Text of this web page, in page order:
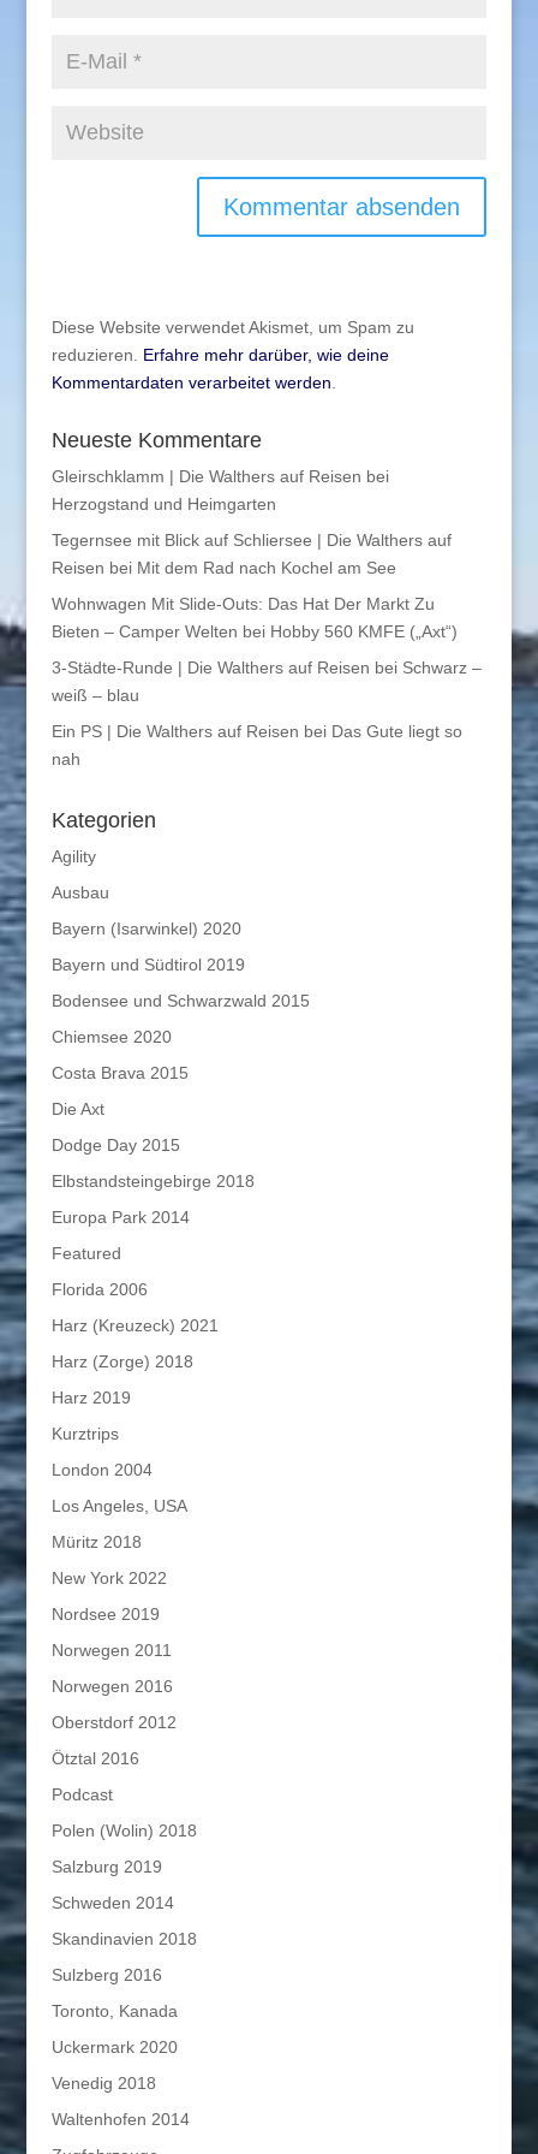
Diese Website verwendet Akismet, um Spam zu
reduzieren. Erfahre mehr darüber, wie deine
Kommentardaten verarbeitet werden
Neueste Kommentare
Gleirschklamm | Die Walthers auf Reisen bei
Herzogstand und Heimgarten
Tegernsee mit Blick auf Schliersee | Die Walthers auf
Reisen bei Mit dem Rad nach Kochel am See
Wohnwagen Mit Slide-Outs: Das Hat Der Markt Zu
Bieten – Camper Welten bei Hobby 560 KMFE („Axt“)
3-Städte-Runde | Die Walthers auf Reisen bei Schwarz –
weiß – blau
Ein PS | Die Walthers auf Reisen bei Das Gute liegt so
nah
Kategorien
Agility
Ausbau
Bayern (Isarwinkel) 2020
Bayern und Südtirol 2019
Bodensee und Schwarzwald 2015
Chiemsee 2020
Costa Brava 2015
Die Axt
Dodge Day 2015
Elbstandsteingebirge 2018
Europa Park 2014
Featured
Florida 2006
Harz (Kreuzeck) 2021
Harz (Zorge) 2018
Harz 2019
Kurztrips
London 2004
Los Angeles, USA
Müritz 2018
New York 2022
Nordsee 2019
Norwegen 2011
Norwegen 2016
Oberstdorf 2012
Ötztal 2016
Podcast
Polen (Wolin) 2018
Salzburg 2019
Schweden 2014
Skandinavien 2018
Sulzberg 2016
Toronto, Kanada
Uckermark 2020
Venedig 2018
Waltenhofen 2014